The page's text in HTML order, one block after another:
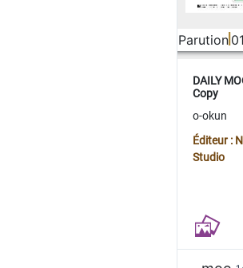
Parution
DAILY
Copy
o-okun
Éditeur :
Studio